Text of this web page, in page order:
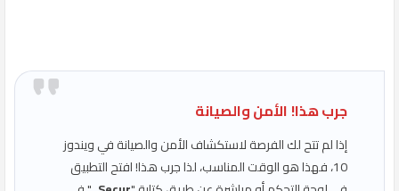
جرب هذا! الأمن والصيانة
إذا لم تتح لك الفرصة لاستكشاف الأمن والصيانة في ويندوز
10، فهذا هو الوقت المناسب، لذا جرب هذا! افتح التطبيق